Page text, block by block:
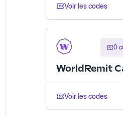
Voir les codes
0
WorldRemit
Voir les codes